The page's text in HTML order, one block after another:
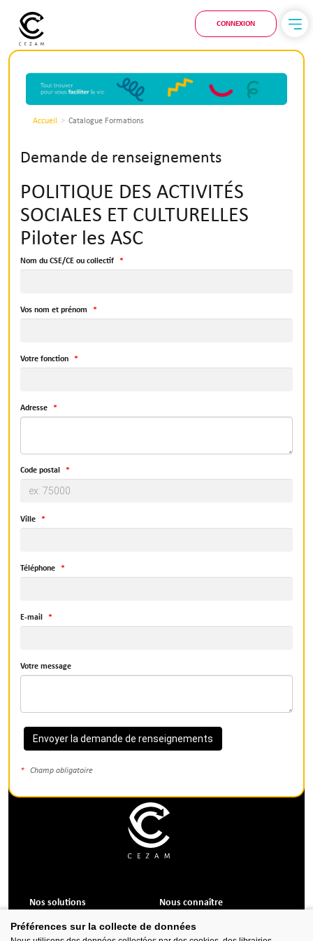
CONNEXION
Accueil Catalogue Formations
Demande de renseignements
POLITIQUE DES ACTIVITÉS
SOCIALES ET CULTURELLES
Piloter les ASC
Nom du CSE/CE ou collectif
Vos nom et prénom
Votre fonction
Adresse
Code postal
Ville
Téléphone
E-mail
Votre message
Envoyer la demande de renseignements
Champ obligatoire
Nos solutions
Services et accompagnement
Nous connaître
Nos valeurs
Préférences sur la collecte de données